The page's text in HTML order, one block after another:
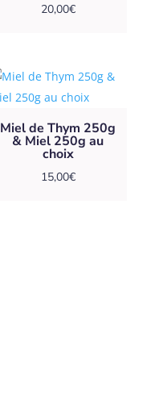
20,00€
Miel de Thym 250g
& Miel 250g au
choix
15,00€